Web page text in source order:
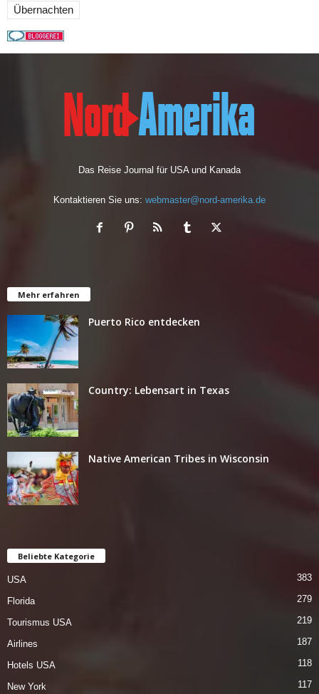
Übernachten
Das Reise Journal für USA und Kanada
Kontaktieren Sie uns: webmaster@nord-amerika.de
Mehr erfahren
Puerto Rico entdecken
Country: Lebensart in Texas
Native American Tribes in Wisconsin
Beliebte Kategorie
USA 383
Florida 279
Tourismus USA 219
Airlines 187
Hotels USA 118
New York 117